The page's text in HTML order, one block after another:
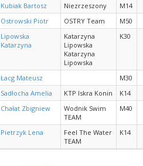
Kubiak Bartosz Niezrzeszony
M14
Ostrowski Piotr OSTRY Team
M50
Lipowska
Katarzyna
Katarzyna
Lipowska
Katarzyna
Lipowska
K30
Łacg Mateusz
M30
Sadłocha Amelia KTP Iskra Konin
K14
Chałat Zbigniew
Wodnik Swim
TEAM
M40
Pietrzyk Lena
Feel The Water
TEAM
K14